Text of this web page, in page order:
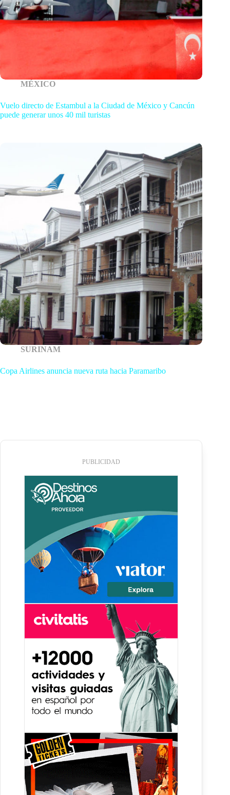
MÉXICO
Vuelo directo de Estambul a la Ciudad de México y Cancún
puede generar unos 40 mil turistas
SURINAM
Copa Airlines anuncia nueva ruta hacia Paramaribo
PUBLICIDAD